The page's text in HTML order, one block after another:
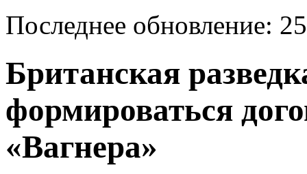
Последнее обновление:
Британская
формироваться
«Вагнера»